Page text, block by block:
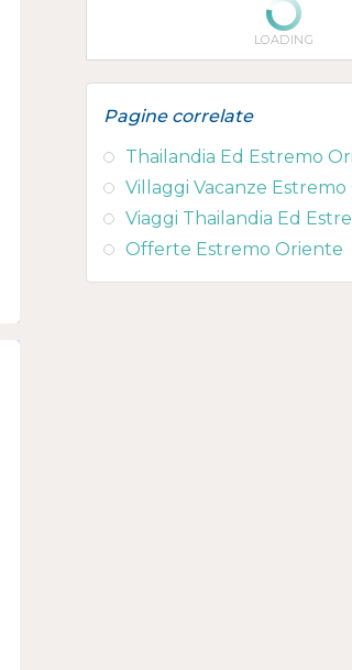
LOADING
Pagine correlate
Thailandia Ed Estremo
Villaggi Vacanze
Viaggi Thailandia Ed
Offerte Estremo Oriente